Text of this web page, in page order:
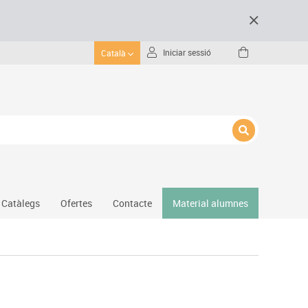
Català Iniciar sessió
Catàlegs Ofertes Contacte Material alumnes